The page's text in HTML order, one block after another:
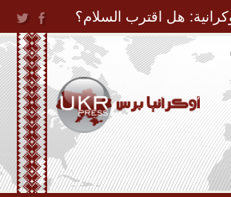
Jump to Navigation
هل اقترب السلام؟